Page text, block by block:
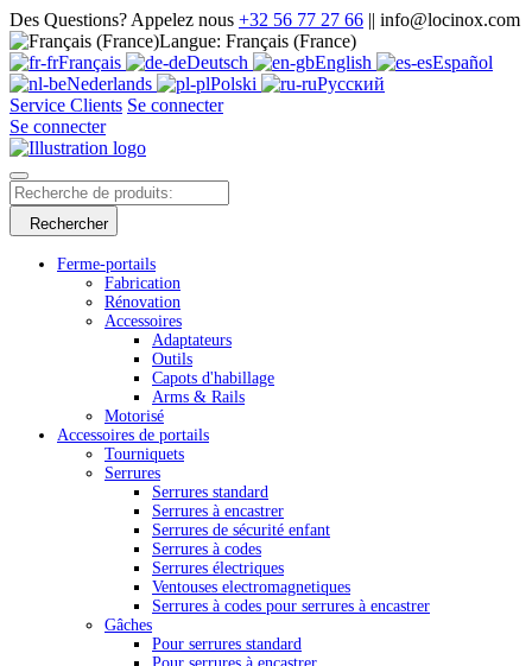
Des Questions? Appelez nous +32 56 77 27 66 || info@locinox.com
Langue: Français (France)
Français
Deutsch English
Español
Nederlands
Polski
Русский
Service Clients Se connecter
Se connecter
Rechercher
Ferme-portails
Fabrication
Rénovation
Accessoires
Adaptateurs
Outils
Capots d'habillage
Arms & Rails
Motorisé
Accessoires de portails
Tourniquets
Serrures
Serrures standard
Serrures à encastrer
Serrures de sécurité enfant
Serrures à codes
Serrures électriques
Ventouses electromagnetiques
Serrures à codes pour serrures à encastrer
Gâches
Pour serrures standard